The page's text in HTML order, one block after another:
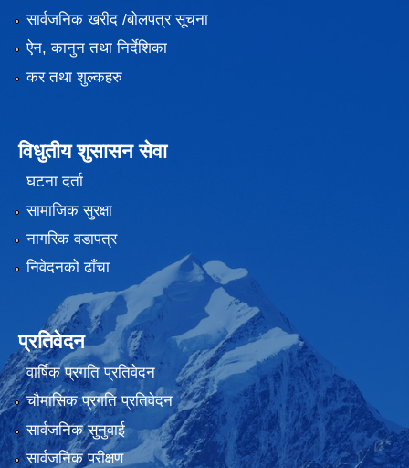
सार्वजनिक खरीद /बोलपत्र सूचना
ऐन, कानुन तथा निर्देशिका
कर तथा शुल्कहरु
विधुतीय शुसासन सेवा
घटना दर्ता
सामाजिक सुरक्षा
नागरिक वडापत्र
निवेदनको ढाँचा
प्रतिवेदन
वार्षिक प्रगति प्रतिवेदन
चौमासिक प्रगति प्रतिवेदन
सार्वजनिक सुनुवाई
सार्वजनिक परीक्षण